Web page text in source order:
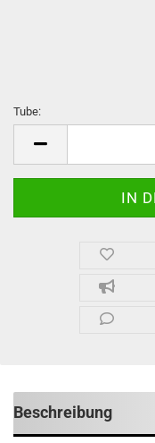
Tube:
Beschreibung